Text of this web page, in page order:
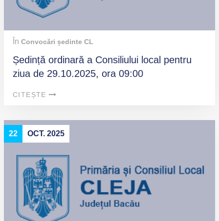
În Convocări ședinte CL
Ședință ordinară a Consiliului local pentru
ziua de 29.10.2025, ora 09:00
CITEȘTE
22 OCT. 2025